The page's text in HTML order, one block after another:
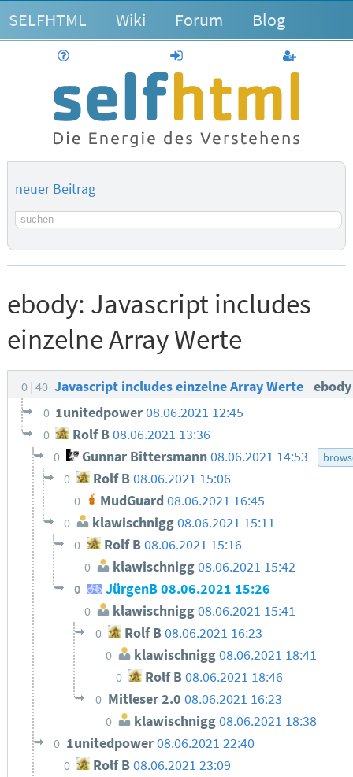
SELFHTML Wiki Forum Blog
anmelden
neuer Beitrag
Suchbegriff
ebody: Javascript includes
einzelne Array Werte
0 40 Javascript includes einzelne Array Werte
0 1unitedpower08.06.2021 12:45
0 Rolf B08.06.2021 13:36
0 Gunnar Bittersmann 08.06.2021 14:53
0 Rolf B 08.06.2021 15:06
0 MudGuard 08.06.2021 16:45
0 klawischnigg08.06.2021 15:11
0 Rolf B08.06.2021 15:16
0 klawischnigg08.06.2021 15:42
0 JürgenB08.06.2021 15:26
0 klawischnigg08.06.2021 15:41
0 Rolf B08.06.2021 16:23
0 klawischnigg 08.06.2021 18:41
0 Rolf B 08.06.2021 18:46
0 Mitleser 2.0 08.06.2021 16:23
0 klawischnigg 08.06.2021 18:38
0 1unitedpower08.06.2021 22:40
0 Rolf B 08.06.2021 23:09